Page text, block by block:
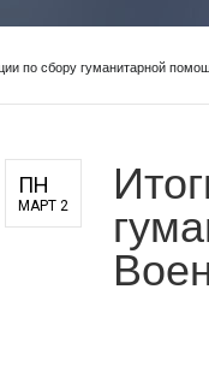
по сбору гуманитарной
ПН
МАРТ 2